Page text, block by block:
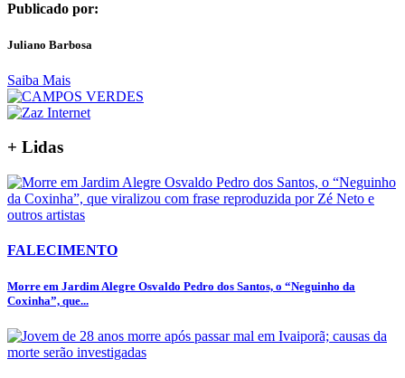
Publicado por:
Juliano Barbosa
Saiba Mais
+ Lidas
FALECIMENTO
Morre em Jardim Alegre Osvaldo Pedro dos Santos, o “Neguinho da
Coxinha”, que...